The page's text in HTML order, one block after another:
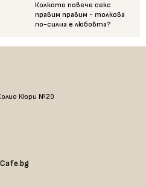
Колкото повече секс
правим правим - толкова
по-силна е любовта?
Кюри №20